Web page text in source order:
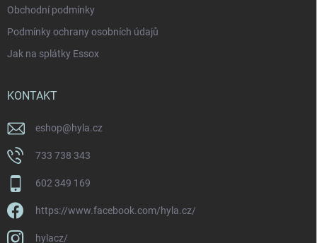
Obchodní podmínky
Podmínky ochrany osobních údajů
Jak na splátky Essox
KONTAKT
eshop@hyla.cz
733 738 343
602 349 169
https://www.facebook.com/hyla.cz/
hylacz/